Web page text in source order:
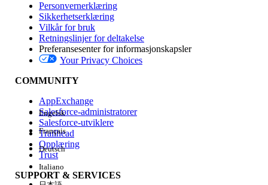
Utgave
Erfaring
Personvernerklæring
Sikkerhetserklæring
Vilkår for bruk
Retningslinjer for deltakelse
Preferansesenter for informasjonskapsler
Your Privacy Choices
COMMUNITY
AppExchange
Salesforce-administratorer
Salesforce-utviklere
Trailhead
Opplæring
Trust
SUPPORT & SERVICES
Engelsk
Français
Deutsch
Italiano